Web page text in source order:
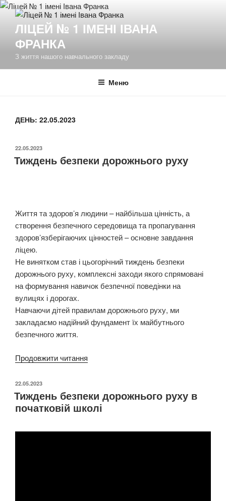
Перейти
вмістуЛІЦЕЙ № 1 ІМЕНІ ІВАНА
ФРАНКА
З життя нашого навчального закладу
Меню
ДЕНЬ: 22.05.2023
ОПУБЛІКОВАНО
22.05.2023
Тиждень безпеки дорожнього руху
Життя та здоров’я людини – найбільша цінність, а
створення безпечного середовища та пропагування
здоров’язберігаючих цінностей – основне завдання
ліцею.
Не винятком став і цьогорічний тиждень безпеки
дорожнього руху, комплексні заходи якого спрямовані
на формування навичок безпечної поведінки на
вулицях і дорогах.
Навчаючи дітей правилам дорожнього руху, ми
закладаємо надійний фундамент їх майбутнього
безпечного життя.
Продовжити читання
руху”
ОПУБЛІКОВАНО
22.05.2023
Тиждень безпеки дорожнього руху в
початковій школі